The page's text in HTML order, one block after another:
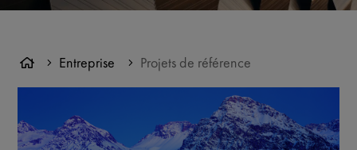
Entreprise Projets de référence